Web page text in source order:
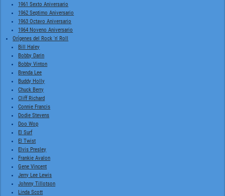
1961 Sexto Aniversario
1962 Septimo Aniversario
1963 Octavo Aniversario
1964 Noveno Aniversario
Orígenes del Rock 'n' Roll
Bill Haley
Bobby Darin
Bobby Vinton
Brenda Lee
Buddy Holly
Chuck Berry
Cliff Richard
Connie Francis
Dodie Stevens
Doo Wop
El Surf
El Twist
Elvis Presley
Frankie Avalon
Gene Vincent
Jerry Lee Lewis
Johnny Tillotson
Linda Scott